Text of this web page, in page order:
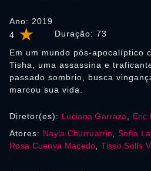
4 Duração: 73
Ano: 2019
Em um mundo pós-apocalíptico
Tisha, uma assassina e
passado sombrio, busca
marcou sua vida.
Diretor(es): Luciana Garraza
Eric
Atores: Nayla Churruarrin ,Sofía
Rosa Cuenya Macedo ,Tisso Solís